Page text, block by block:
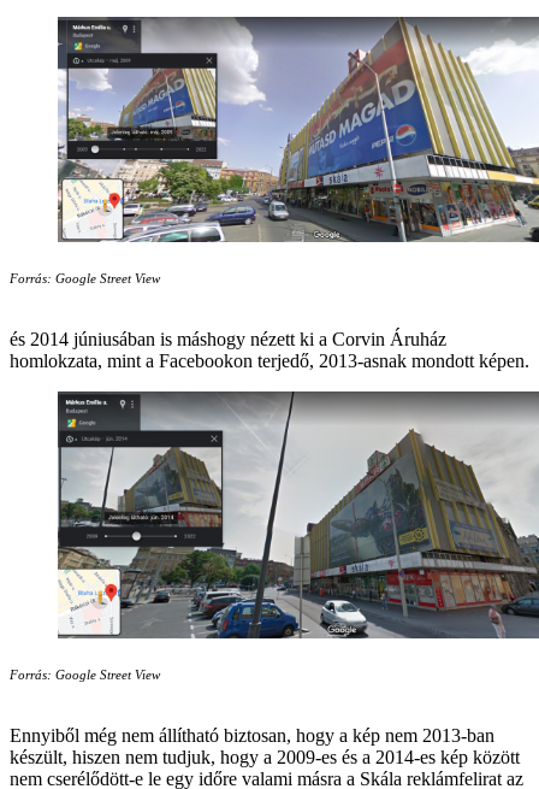
Forrás: Google Street View
és 2014 júniusában is máshogy nézett ki a Corvin Áruház
homlokzata, mint a Facebookon terjedő, 2013-asnak mondott képen.
Forrás: Google Street View
Ennyiből még nem állítható biztosan, hogy a kép nem 2013-ban
készült, hiszen nem tudjuk, hogy a 2009-es és a 2014-es kép között
nem cserélődött-e le egy időre valami másra a Skála reklámfelirat az